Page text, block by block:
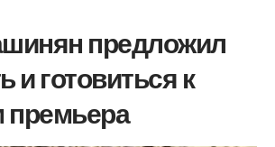
предложил
и готовиться к